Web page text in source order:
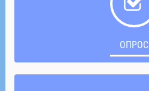
ОПРОС